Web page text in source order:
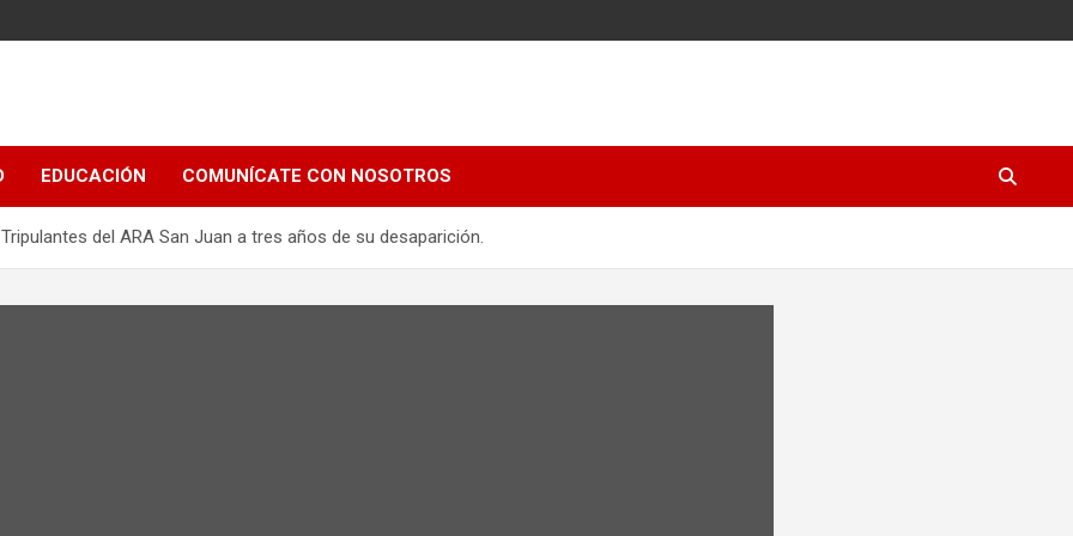
EDUCACIÓN COMUNÍCATE CON NOSOTROS
del ARA San Juan a tres años de su desaparición.